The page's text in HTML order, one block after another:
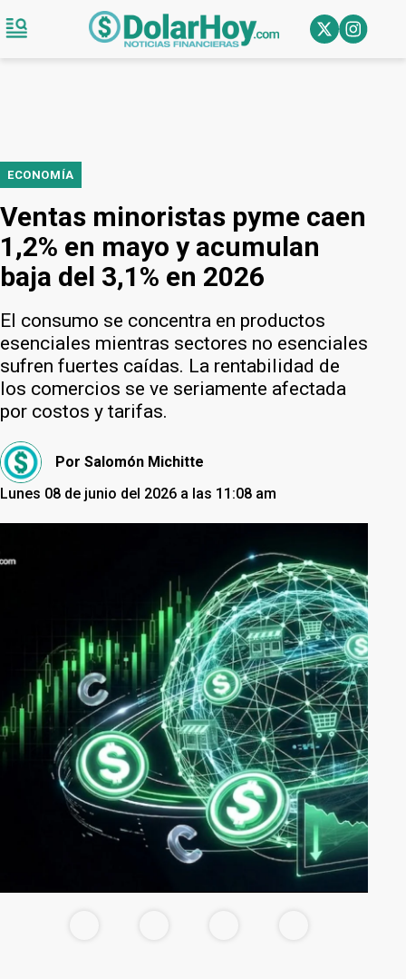
ECONOMÍA
Ventas minoristas pyme caen
1,2% en mayo y acumulan
baja del 3,1% en 2026
El consumo se concentra en productos
esenciales mientras sectores no esenciales
sufren fuertes caídas. La rentabilidad de
los comercios se ve seriamente afectada
por costos y tarifas.
Por Salomón Michitte
Lunes 08 de junio del 2026 a las 11:08 am